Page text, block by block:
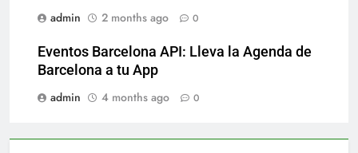
admin
2 months ago 0
Eventos Barcelona API: Lleva la Agenda de
Barcelona a tu App
admin
4 months ago 0